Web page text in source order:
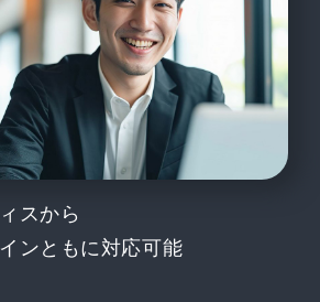
スから
ンともに対応可能